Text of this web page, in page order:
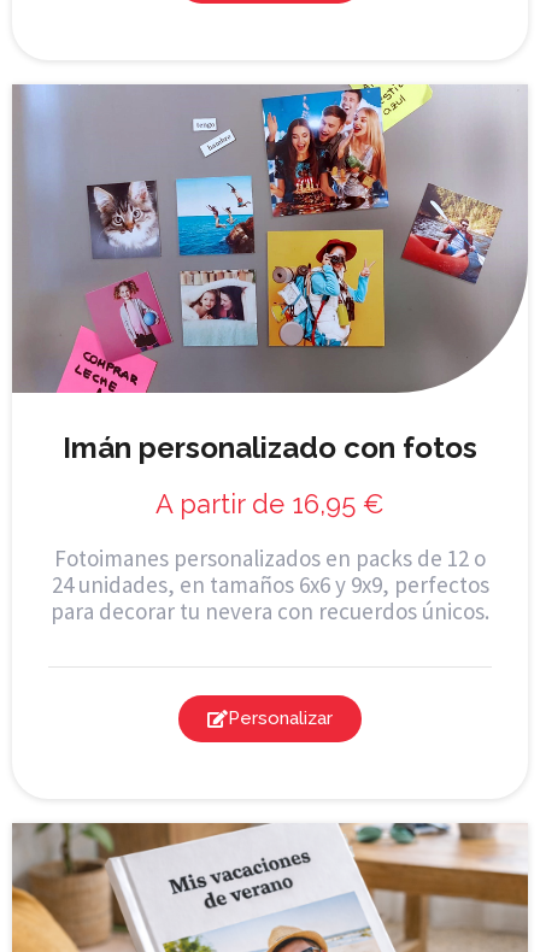
Imán personalizado con fotos
A partir de 16,95 €
Fotoimanes personalizados en packs de 12 o
24 unidades, en tamaños 6x6 y 9x9, perfectos
para decorar tu nevera con recuerdos únicos.
Personalizar